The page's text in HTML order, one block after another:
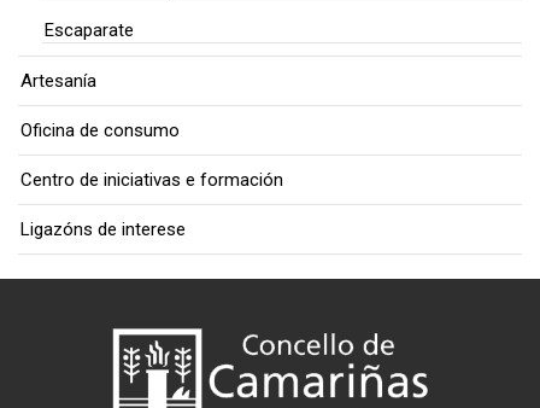
Escaparate
Artesanía
Oficina de consumo
Centro de iniciativas e formación
Ligazóns de interese